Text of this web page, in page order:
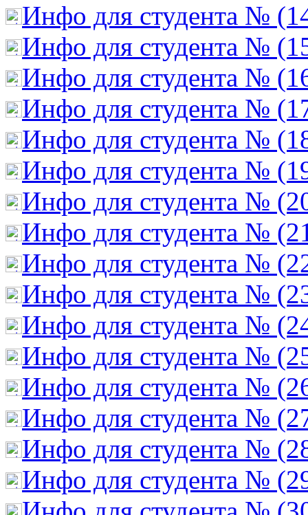
Инфо для студента №
Инфо для студента №
Инфо для студента №
Инфо для студента №
Инфо для студента №
Инфо для студента №
Инфо для студента №
Инфо для студента №
Инфо для студента №
Инфо для студента №
Инфо для студента №
Инфо для студента №
Инфо для студента №
Инфо для студента №
Инфо для студента №
Инфо для студента №